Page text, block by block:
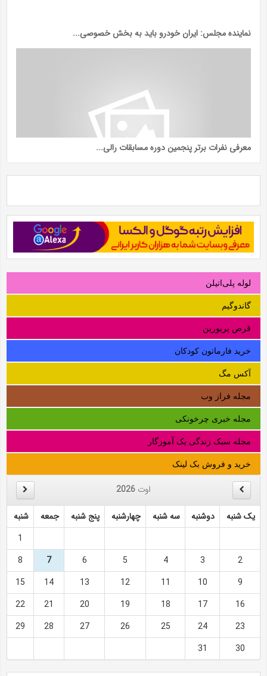
نماینده مجلس: ایران خودرو باید به بخش خصوصی...
معرفی نفرات برتر پنجمین دوره مسابقات رالی...
لوله‌ پلی‌اتیلن
گاندوگیم
قرص پریورین
خرید فارماتون کودکان
آکس مگ
مجله فراز وب
مجله خبری چرخونکی
مجله سبک زندگی یک آموزگار
خرید و فروش بک لینک
اوت 2026
یک شنبه دوشنبه سه شنبه چهارشنبه پنج شنبه جمعه
شنبه
1
2
3
4
5
6
7
8
9
10
11
12
13
14
15
16
17
18
19
20
21
22
23
24
25
26
27
28
29
30
31